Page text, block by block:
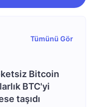
Tümünü Gör
Bitcoin
BTC'yi
taşıdı